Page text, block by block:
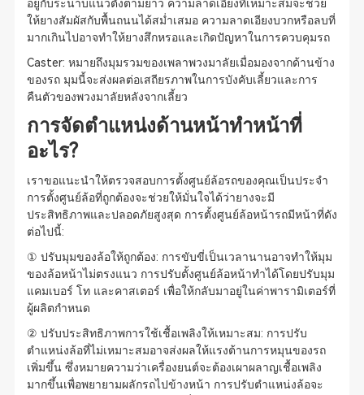
อยู่กับระนาบแนวตั้งตามยาว ความลาดเอียงที่เหมาะสมจะช่วย
ให้ยางสัมผัสกับพื้นถนนได้สม่ำเสมอ ความลาดเอียงบวกหรือลบที่
มากเกินไปอาจทำให้ยางสึกหรอและเกิดปัญหาในการควบคุมรถ
Caster: หมายถึงมุมรวมของเพลาพวงมาลัยเมื่อมองจากด้านข้าง
ของรถ มุมนี้จะส่งผลต่อเสถียรภาพในการบังคับเลี้ยวและการ
คืนตัวของพวงมาลัยหลังจากเลี้ยว
การจัดตำแหน่งด้านหน้าทำหน้าที่
อะไร?
เราขอแนะนำให้ตรวจสอบการตั้งศูนย์ล้อรถของคุณเป็นประจำ
การตั้งศูนย์ล้อที่ถูกต้องจะช่วยให้มั่นใจได้ว่ายางจะมี
ประสิทธิภาพและปลอดภัยสูงสุด การตั้งศูนย์ล้อหน้ารถมีหน้าที่ดัง
ต่อไปนี้:
① ปรับมุมของล้อให้ถูกต้อง: การขับขี่เป็นเวลานานอาจทำให้มุม
ของล้อหน้าไม่ตรงแนว การปรับตั้งศูนย์ล้อหน้าทำได้โดยปรับมุม
แคมเบอร์ โท และคาสเตอร์ เพื่อให้กลับมาอยู่ในค่าพารามิเตอร์ที่
ผู้ผลิตกำหนด
② ปรับประสิทธิภาพการใช้เชื้อเพลิงให้เหมาะสม: การปรับ
ตำแหน่งล้อที่ไม่เหมาะสมอาจส่งผลให้แรงต้านการหมุนของรถ
เพิ่มขึ้น ซึ่งหมายความว่าเครื่องยนต์จะต้องเผาผลาญเชื้อเพลิง
มากขึ้นเพื่อพยายามผลักรถไปข้างหน้า การปรับตำแหน่งล้อจะ